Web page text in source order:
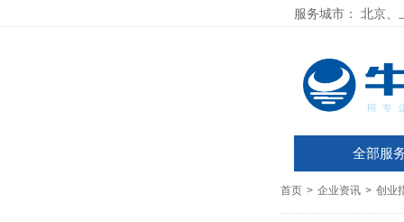
服务城市： 北京、
全部服
首页 > 企业资讯 > 创业